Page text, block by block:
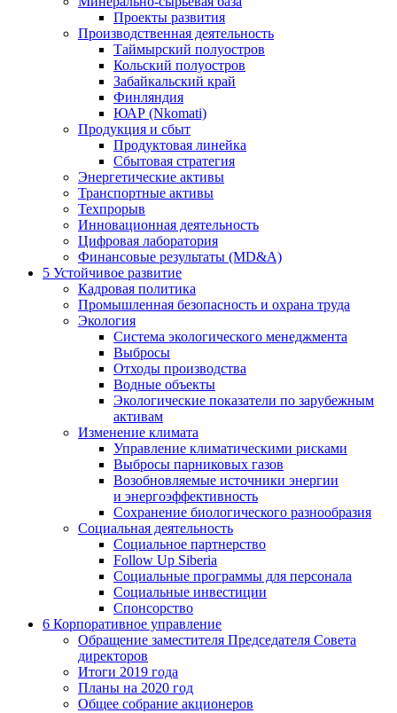
Проекты развития
Производственная деятельность
Таймырский полуостров
Кольский полуостров
Забайкальский край
Финляндия
ЮАР (Nkomati)
Продукция и сбыт
Продуктовая линейка
Сбытовая стратегия
Энергетические активы
Транспортные активы
Техпрорыв
Инновационная деятельность
Цифровая лаборатория
Финансовые результаты (MD&A)
5 Устойчивое развитие
Кадровая политика
Промышленная безопасность и охрана труда
Экология
Система экологического менеджмента
Выбросы
Отходы производства
Водные объекты
Экологические показатели по зарубежным
активам
Изменение климата
Управление климатическими рисками
Выбросы парниковых газов
Возобновляемые источники энергии
и энергоэффективность
Сохранение биологического разнообразия
Социальная деятельность
Социальное партнерство
Follow Up Siberia
Социальные программы для персонала
Социальные инвестиции
Спонсорство
6 Корпоративное управление
Обращение заместителя Председателя Совета
директоров
Итоги 2019 года
Планы на 2020 год
Общее собрание акционеров